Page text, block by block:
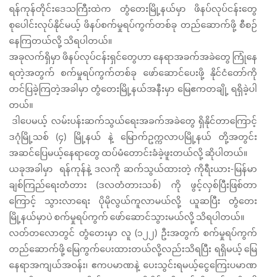
ရန်ကုန်တိုင်းဒေသကြီးထဲက တွံတေးမြို့နယ်မှာ
ဖိနပ်လုပ်ငန်းတွေ
စုပေါင်းလုပ်နိုင်မယ့် ဖိနပ်စက်မှုရပ်ကွက်တစ်ခု တည်ဆောက်ဖို့ စီစဉ်
နေကြတယ်လို့ သိရပါတယ်။
အခုလက်ရှိမှာ ဖိနပ်လုပ်ငန်းရှင်တွေဟာ နေရာအခက်အခဲတွေ ကြုံနေ
ရတဲ့အတွက်
စက်မှုရပ်ကွက်တစ်ခု ဖော်ဆောင်ပေးဖို့
နိုင်ငံတော်ကို
တင်ပြခဲ့ကြတဲ့အခါမှာ တွံတေးမြို့နယ်အနီးမှာ မြေဧကတချို့ ရရှိခဲ့ပါ
တယ်။
ဒါပေမယ့် လမ်းပန်းဆက်သွယ်ရေးအခက်အခဲတွေ ရှိနိုင်တာကြောင့်
ဒဂုံမြို့သစ် (၄) မြို့နယ် နဲ့ မြောက်ဥက္ကလာပမြို့နယ်
တို့အတွင်း
အဆင်ပြေမယ့်နေရာတွေ ထပ်မံတောင်းခံခဲ့ဖူးတယ်လို့ ဆိုပါတယ်။
ယခုအခါမှာ
ရန်ကုန်နဲ့ ဒလကို ဆက်သွယ်ထားတဲ့ ကိုရီးယား- မြန်မာ
ချစ်ကြည်ရေးတံတား (ဒလတံတားသစ်) ကို
ဖွင့်လှစ်ပြီးဖြစ်တာ
ကြောင့်
သွားလာရေး ပိုမိုလွယ်ကူလာမယ်လို့ ယူဆပြီး
တွံတေး
မြို့နယ်မှာပဲ စက်မှုရပ်ကွက် ဖော်ဆောင်သွားမယ်လို့ သိရပါတယ်။
လတ်တလောတွင် တွံတေးမှာ လူ (၁၂၂) ဦးအတွက် စက်မှုရပ်ကွက်
တည်ဆောက်ဖို့မြေကွက်ပေးထားတယ်လို့လည်းသိရပြီး ရရှိမယ့် မြေ
နေရာအကျယ်အဝန်း၊ ဧကပမာဏနဲ့ ပေးသွင်းရမယ့်ငွေကြေးပမာဏ